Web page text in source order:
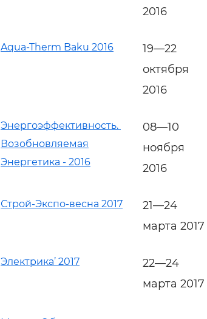
2016
Aqua-Therm Baku 2016
19—22
октября
2016
Энергоэффективность.
Возобновляемая
Энергетика - 2016
08—10
ноября
2016
Строй-Экспо-весна 2017
21—24
марта 2017
Электрика’ 2017
22—24
марта 2017